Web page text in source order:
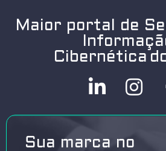
Maior portal de
Cibernética
Sua marca no